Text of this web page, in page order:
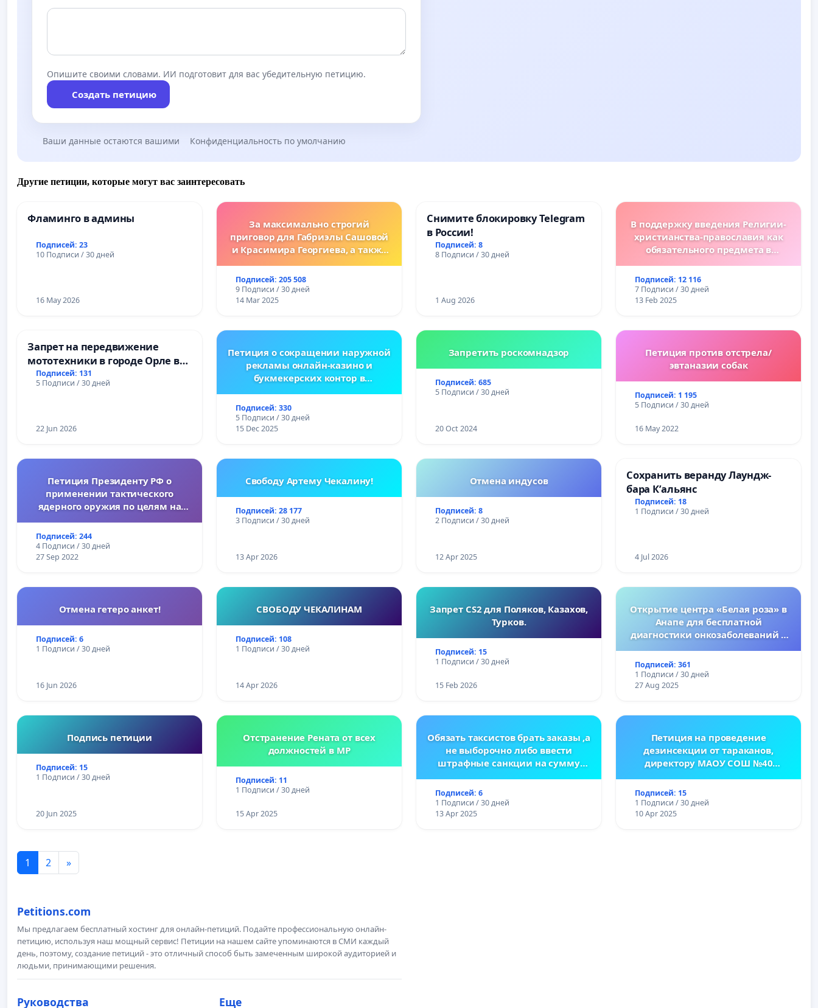
Опишите своими словами. ИИ подготовит для вас убедительную петицию.
Создать петицию
Ваши данные остаются вашими Конфиденциальность по умолчанию
Другие петиции, которые могут вас заинтересовать
Фламинго в админы
Подписей: 23
10 Подписи / 30 дней
16 May 2026
За максимально строгий
приговор для Габриэлы Сашовой
и Красимира Георгиева, а также
предусматривающие более
жесткие наказания за
преступления против животных!
Подписей: 205 508
9 Подписи / 30 дней
14 Mar 2025
Снимите блокировку Telegram
в России!
Подписей: 8
8 Подписи / 30 дней
1 Aug 2026
В поддержку введения Религии-
христианства-православия как
обязательного предмета в
Подписей: 12 116
7 Подписи / 30 дней
13 Feb 2025
Запрет на передвижение
мототехники в городе Орле в
ночное время (с 22:00 до 05:00)
Подписей: 131
5 Подписи / 30 дней
22 Jun 2026
Петиция о сокращении наружной
рекламы онлайн-казино и
букмекерских контор в
Подписей: 330
5 Подписи / 30 дней
15 Dec 2025
Запретить роскомнадзор
Подписей: 685
5 Подписи / 30 дней
20 Oct 2024
Петиция против отстрела/
эвтаназии собак
Подписей: 1 195
5 Подписи / 30 дней
16 May 2022
Петиция Президенту РФ о
применении тактического
ядерного оружия по целям на
Подписей: 244
4 Подписи / 30 дней
27 Sep 2022
Свободу Артему Чекалину!
Подписей: 28 177
3 Подписи / 30 дней
13 Apr 2026
Отмена индусов
Подписей: 8
2 Подписи / 30 дней
12 Apr 2025
Сохранить веранду Лаундж-
бара К’альянс
Подписей: 18
1 Подписи / 30 дней
4 Jul 2026
Отмена гетеро анкет!
Подписей: 6
1 Подписи / 30 дней
16 Jun 2026
СВОБОДУ ЧЕКАЛИНАМ
Подписей: 108
1 Подписи / 30 дней
14 Apr 2026
Запрет CS2 для Поляков, Казахов,
Турков.
Подписей: 15
1 Подписи / 30 дней
15 Feb 2026
Открытие центра «Белая роза» в
Анапе для бесплатной
диагностики онкозаболеваний у
Подписей: 361
1 Подписи / 30 дней
27 Aug 2025
Подпись петиции
Подписей: 15
1 Подписи / 30 дней
20 Jun 2025
Отстранение Рената от всех
должностей в МР
Подписей: 11
1 Подписи / 30 дней
15 Apr 2025
Обязать таксистов брать заказы ,а
не выборочно либо ввести
штрафные санкции на сумму
Подписей: 6
1 Подписи / 30 дней
13 Apr 2025
Петиция на проведение
дезинсекции от тараканов,
директору МАОУ СОШ №40
Подписей: 15
1 Подписи / 30 дней
10 Apr 2025
1 2 »
Petitions.com
Мы предлагаем бесплатный хостинг для онлайн-петиций. Подайте профессиональную онлайн-
петицию, используя наш мощный сервис! Петиции на нашем сайте упоминаются в СМИ каждый
день, поэтому, создание петиций - это отличный способ быть замеченным широкой аудиторией и
людьми, принимающими решения.
Руководства Еще